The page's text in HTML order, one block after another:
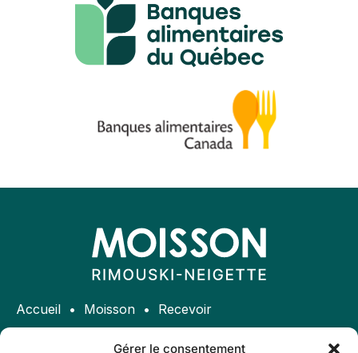
Gérer le consentement
Accueil Moisson
Recevoir
Bénévole Participer